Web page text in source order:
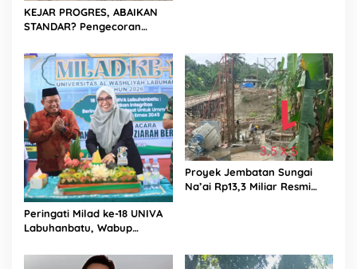
KEJAR PROGRES, ABAIKAN
STANDAR? Pengecoran
Rp87,34 Miliar Sukma Nias,
Konsultan, Pengawas dan
PPK Bungkam
Peringati Milad ke-18 UNIVA
Labuhanbatu, Wabup
Unggul Menuju Indonesia
Proyek Jembatan Sungai
Na’ai Rp13,3 Miliar Resmi